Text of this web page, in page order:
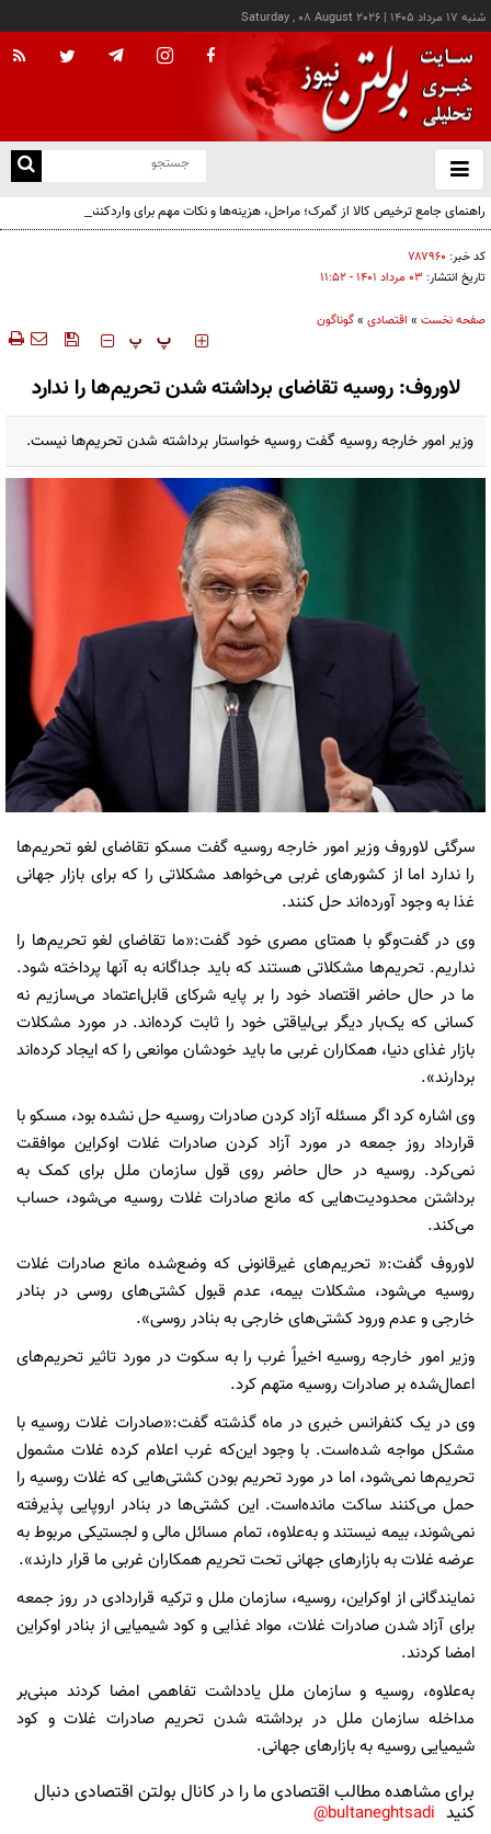
شنبه ۱۷ مرداد ۱۴۰۵ |
Saturday , 08 August 2026
باز
و
راهنمای جامع ترخیص کالا از گمرک؛ مراحل، هزینه‌ها و نکات مهم برای واردکنندگان
کد خبر: ۷۸۷۹۶۰
تاریخ انتشار: ۰۳ مرداد ۱۴۰۱ - ۱۱:۵۲
صفحه نخست » اقتصادی »گوناگون
‍‍‍ پ پ
لاوروف: روسیه تقاضای برداشته شدن تحریم‌ها را ندارد
وزیر امور خارجه روسیه گفت روسیه خواستار برداشته شدن تحریم‌ها نیست.
سرگئی لاوروف وزیر امور خارجه روسیه گفت مسکو تقاضای لغو تحریم‌ها
را ندارد اما از کشورهای غربی می‌خواهد مشکلاتی را که برای بازار جهانی
غذا به وجود آورده‌اند حل کنند.
وی در گفت‌وگو با همتای مصری خود گفت:«ما تقاضای لغو تحریم‌ها را
نداریم. تحریم‌ها مشکلاتی هستند که باید جداگانه به آنها پرداخته شود.
ما در حال حاضر اقتصاد خود را بر پایه شرکای قابل‌اعتماد می‌سازیم نه
کسانی که یک‌بار دیگر بی‌لیاقتی خود را ثابت کرده‌اند. در مورد مشکلات
بازار غذای دنیا، همکاران غربی ما باید خودشان موانعی را که ایجاد کرده‌اند
بردارند».
وی اشاره کرد اگر مسئله آزاد کردن صادرات روسیه حل نشده بود، مسکو با
قرارداد روز جمعه در مورد آزاد کردن صادرات غلات اوکراین موافقت
نمی‌کرد. روسیه در حال حاضر روی قول سازمان ملل برای کمک به
برداشتن محدودیت‌هایی که مانع صادرات غلات روسیه می‌شود، حساب
می‌کند.
لاوروف گفت:« تحریم‌های غیرقانونی که وضع‌شده مانع صادرات غلات
روسیه می‌شود، مشکلات بیمه، عدم قبول کشتی‌های روسی در بنادر
خارجی و عدم ورود کشتی‌های خارجی به بنادر روسی».
وزیر امور خارجه روسیه اخیراً غرب را به سکوت در مورد تاثیر تحریم‌های
اعمال‌شده بر صادرات روسیه متهم کرد.
وی در یک کنفرانس خبری در ماه گذشته گفت:«صادرات غلات روسیه با
مشکل مواجه شده‌است. با وجود این‌که غرب اعلام کرده غلات مشمول
تحریم‌ها نمی‌شود، اما در مورد تحریم بودن کشتی‌هایی که غلات روسیه را
حمل می‌کنند ساکت مانده‌است. این کشتی‌ها در بنادر اروپایی پذیرفته
نمی‌شوند، بیمه نیستند و به‌علاوه، تمام مسائل مالی و لجستیکی مربوط به
عرضه غلات به بازارهای جهانی تحت تحریم همکاران غربی ما قرار دارند».
نمایندگانی از اوکراین، روسیه، سازمان ملل و ترکیه قراردادی در روز جمعه
برای آزاد شدن صادرات غلات، مواد غذایی و کود شیمیایی از بنادر اوکراین
امضا کردند.
به‌علاوه، روسیه و سازمان ملل یادداشت تفاهمی امضا کردند مبنی‌بر
مداخله سازمان ملل در برداشته شدن تحریم صادرات غلات و کود
شیمیایی روسیه به بازارهای جهانی.
برای مشاهده مطالب اقتصادی ما را در کانال بولتن اقتصادی دنبال
کنید bultaneghtsadi@